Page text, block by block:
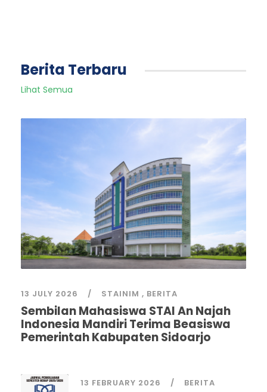
Berita Terbaru
Lihat Semua
13 JULY 2026 STAINIM , BERITA
Sembilan Mahasiswa STAI An Najah
Indonesia Mandiri Terima Beasiswa
Pemerintah Kabupaten Sidoarjo
13 FEBRUARY 2026 BERITA